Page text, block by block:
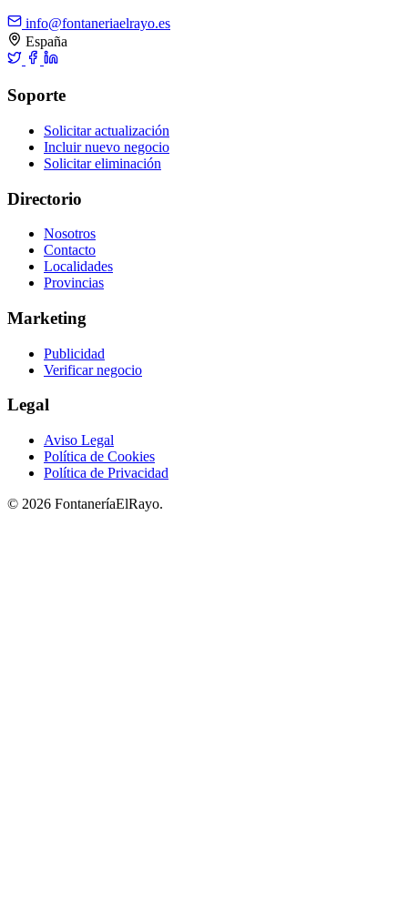
info@fontaneriaelrayo.es
España
Soporte
Solicitar actualización
Incluir nuevo negocio
Solicitar eliminación
Directorio
Nosotros
Contacto
Localidades
Provincias
Marketing
Publicidad
Verificar negocio
Legal
Aviso Legal
Política de Cookies
Política de Privacidad
© 2026 FontaneríaElRayo.